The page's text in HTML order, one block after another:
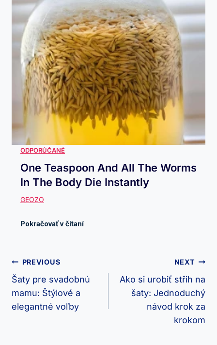
One Teaspoon And All The Worms
In The Body Die Instantly
Navigácia
V
Článku
PREVIOUS
Šaty pre svadobnú
mamu: Štýlové a
elegantné voľby
NEXT
Ako si urobiť střih na
šaty: Jednoduchý
návod krok za
krokom